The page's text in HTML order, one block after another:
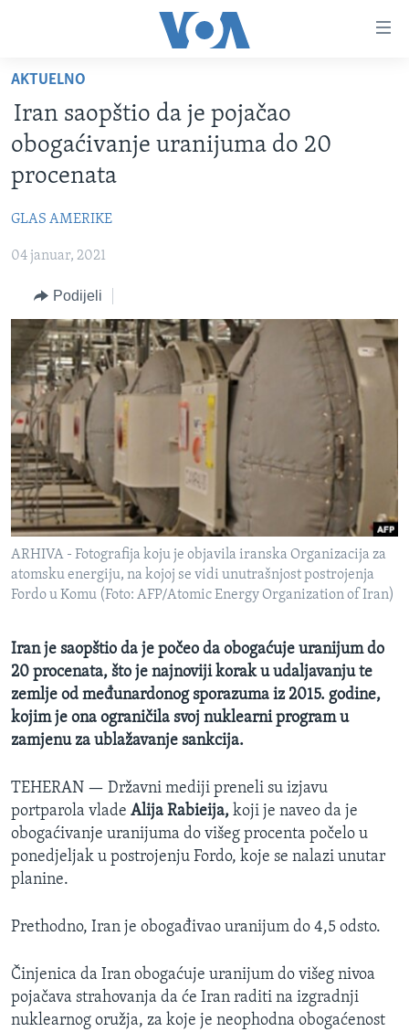
glavni
sadržaj
Pređi
na
glavnu
Idi
na
pretragu
VIDEO
FOTOGRAFIJE DANA
BOSNA I HERCEGOVINA
SVIJET
NAUKA I TEHNOLOGIJA
SPECIJALNI PROJEKTI
KORUPCIJA
SLOBODA MEDIJA
ŽENSKA STRANA
IZBJEGLIČKA STRANA
MAGAZIN
O GLASU AMERIKE
Learning English
PRATITE NAS
Jezici
AKTUELNO
Iran saopštio da je pojačao
obogaćivanje uranijuma do 20
procenata
GLAS AMERIKE
04 januar, 2021
Podijeli
ARHIVA - Fotografija koju je objavila iranska Organizacija za
atomsku energiju, na kojoj se vidi unutrašnjost postrojenja
Fordo u Komu (Foto: AFP/Atomic Energy Organization of Iran)
Iran je saopštio da je počeo da obogaćuje uranijum do
20 procenata, što je najnoviji korak u udaljavanju te
zemlje od međunardonog sporazuma iz 2015. godine,
kojim je ona ograničila svoj nuklearni program u
zamjenu za ublažavanje sankcija.
TEHERAN — Državni mediji preneli su izjavu
portparola vlade Alija Rabieija, koji je naveo da je
obogaćivanje uranijuma do višeg procenta počelo u
ponedjeljak u postrojenju Fordo, koje se nalazi unutar
planine.
Prethodno, Iran je obogađivao uranijum do 4,5 odsto.
Činjenica da Iran obogaćuje uranijum do višeg nivoa
pojačava strahovanja da će Iran raditi na izgradnji
nuklearnog oružja, za koje je neophodna obogaćenost